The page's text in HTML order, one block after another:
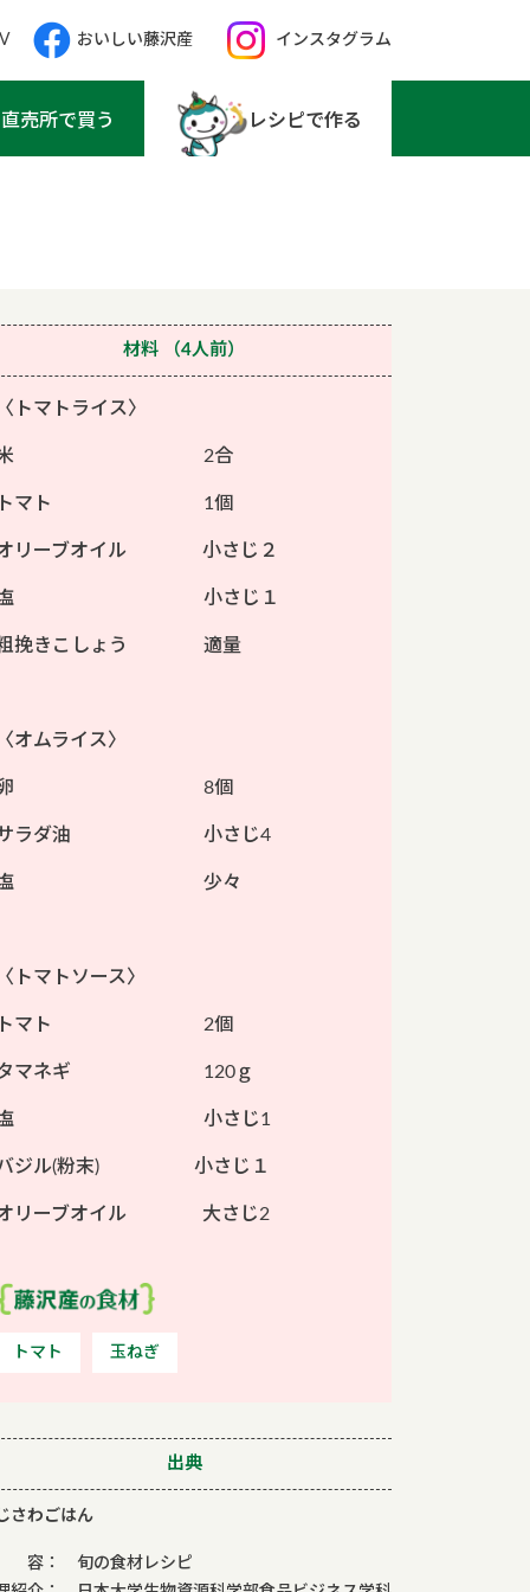
おいしい藤沢産 インスタグラム
直売所で買う レシピで作る
材料 （4人前）
トマトライス〉
2合
マト 1個
リーブオイル 小さじ２
小さじ１
挽きこしょう 適量
オムライス〉
8個
ラダ油 小さじ4
少々
トマトソース〉
マト 2個
マネギ 120ｇ
小さじ1
ジル(粉末) 小さじ１
リーブオイル 大さじ2
トマト 玉ねぎ
出典
さわごはん
容： 旬の食材レシピ